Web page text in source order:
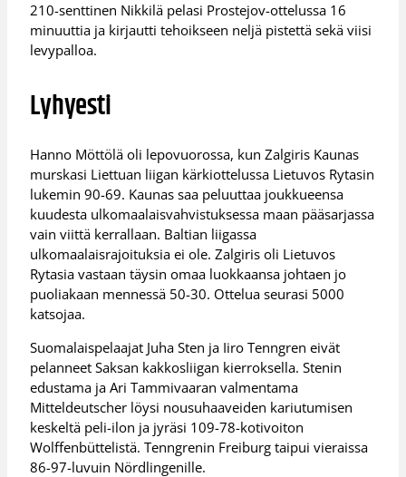
210-senttinen Nikkilä pelasi Prostejov-ottelussa 16
minuuttia ja kirjautti tehoikseen neljä pistettä sekä viisi
levypalloa.
Lyhyesti
Hanno Möttölä oli lepovuorossa, kun Zalgiris Kaunas
murskasi Liettuan liigan kärkiottelussa Lietuvos Rytasin
lukemin 90-69. Kaunas saa peluuttaa joukkueensa
kuudesta ulkomaalaisvahvistuksessa maan pääsarjassa
vain viittä kerrallaan. Baltian liigassa
ulkomaalaisrajoituksia ei ole. Zalgiris oli Lietuvos
Rytasia vastaan täysin omaa luokkaansa johtaen jo
puoliakaan mennessä 50-30. Ottelua seurasi 5000
katsojaa.
Suomalaispelaajat Juha Sten ja Iiro Tenngren eivät
pelanneet Saksan kakkosliigan kierroksella. Stenin
edustama ja Ari Tammivaaran valmentama
Mitteldeutscher löysi nousuhaaveiden kariutumisen
keskeltä peli-ilon ja jyräsi 109-78-kotivoiton
Wolffenbüttelistä. Tenngrenin Freiburg taipui vieraissa
86-97-luvuin Nördlingenille.